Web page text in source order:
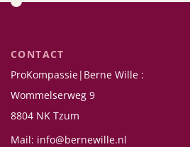
CONTACT
ProKompassie|Berne Wille :
Wommelserweg 9
8804 NK Tzum
Mail: info@bernewille.nl